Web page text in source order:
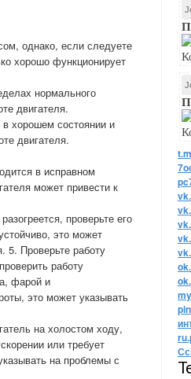
однако, если следуете
хорошо функционирует
нормального
двигателя.
в хорошем состоянии и
двигателя.
в исправном
может привести к
проверьте его
это может
5. Проверьте работу
работу
фарой и
это может указывать
на холостом ходу,
или требует
на проблемы с